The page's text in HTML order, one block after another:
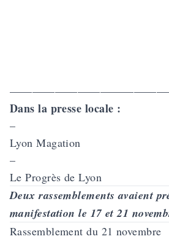
Dans la presse locale :
–
Lyon Magation
–
Le Progrès de Lyon
Deux rassemblements avaient
manifestation le 17 et 21
Rassemblement du 21 novembre